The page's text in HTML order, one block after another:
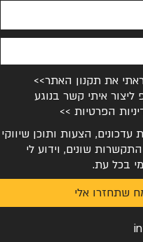
את תקנון האתר>>
ליצור איתי קשר בנוגע
הפרטיות >>
הצעות ותוכן שיווקי
שונים, וידוע לי
בכל עת.
שתחזרו אלי